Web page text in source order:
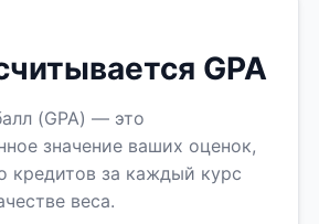
GPA
(GPA) — это
значение ваших оценок,
кредитов за каждый курс
веса.